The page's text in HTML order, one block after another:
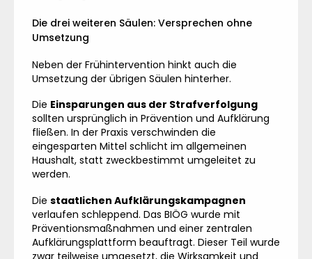
Die drei weiteren Säulen: Versprechen ohne
Umsetzung
Neben der Frühintervention hinkt auch die
Umsetzung der übrigen Säulen hinterher.
Die Einsparungen aus der Strafverfolgung
sollten ursprünglich in Prävention und Aufklärung
fließen. In der Praxis verschwinden die
eingesparten Mittel schlicht im allgemeinen
Haushalt, statt zweckbestimmt umgeleitet zu
werden.
Die staatlichen Aufklärungskampagnen
verlaufen schleppend. Das BIÖG wurde mit
Präventionsmaßnahmen und einer zentralen
Aufklärungsplattform beauftragt. Dieser Teil wurde
zwar teilweise umgesetzt, die Wirksamkeit und